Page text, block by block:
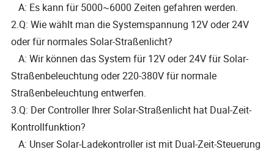
A: Es kann für 5000~6000 Zeiten gefahren werden.
2.Q: Wie wählt man die Systemspannung 12V oder 24V
oder für normales Solar-Straßenlicht?
A: Wir können das System für 12V oder 24V für Solar-
Straßenbeleuchtung oder 220-380V für normale
Straßenbeleuchtung entwerfen.
3.Q: Der Controller Ihrer Solar-Straßenlicht hat Dual-Zeit-
Kontrollfunktion?
A: Unser Solar-Ladekontroller ist mit Dual-Zeit-Steuerung